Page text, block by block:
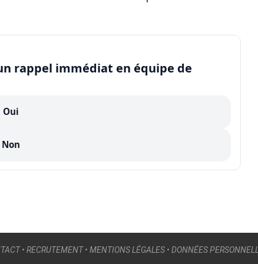
rappel immédiat en équipe de
Oui
Non
• RECRUTEMENT• MENTIONS LÉGALES• DONNÉES